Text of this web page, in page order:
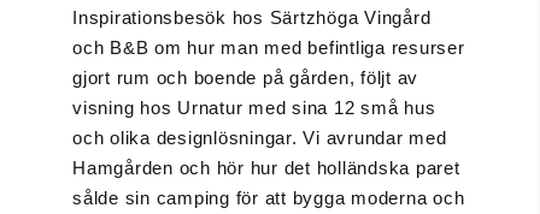
Inspirationsbesök hos Särtzhöga Vingård
och B&B om hur man med befintliga resurser
gjort rum och boende på gården, följt av
visning hos Urnatur med sina 12 små hus
och olika designlösningar. Vi avrundar med
Hamgården och hör hur det holländska paret
sålde sin camping för att bygga moderna och